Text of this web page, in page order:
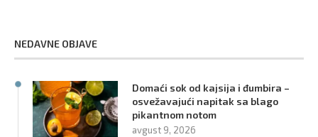
NEDAVNE OBJAVE
Domaći sok od kajsija i đumbira –
osvežavajući napitak sa blago
pikantnom notom
avgust 9, 2026